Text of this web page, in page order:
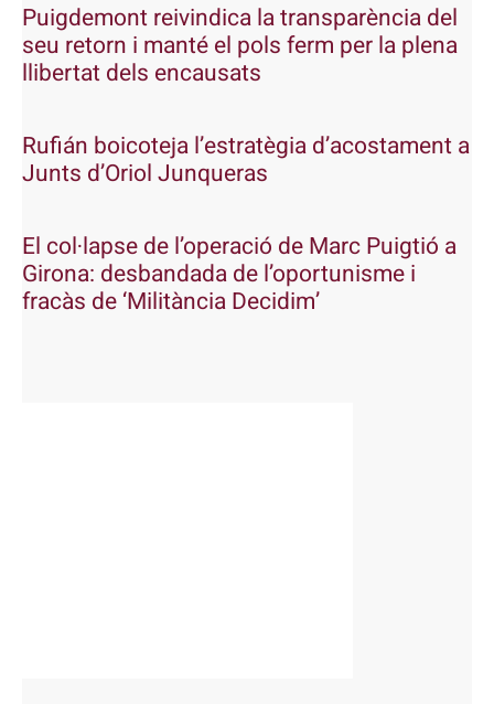
Puigdemont reivindica la transparència del
seu retorn i manté el pols ferm per la plena
llibertat dels encausats
Rufián boicoteja l’estratègia d’acostament a
Junts d’Oriol Junqueras
El col·lapse de l’operació de Marc Puigtió a
Girona: desbandada de l’oportunisme i
fracàs de ‘Militància Decidim’